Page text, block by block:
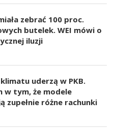
zebrać 100 proc.
butelek. WEI mówi o
iluzji
uderzą w PKB.
w tym, że modele
zupełnie różne rachunki